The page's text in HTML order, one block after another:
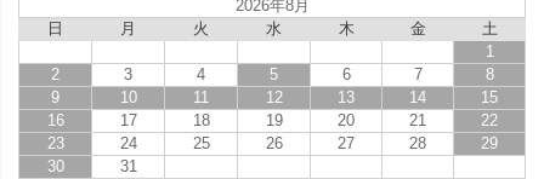
2026年8月
日
月 火 水 木 金
土
1
2
3 4 5 6 7
8
9
10 11 12 13 14
15
16
17 18 19 20 21
22
23
24 25 26 27 28
29
30
31